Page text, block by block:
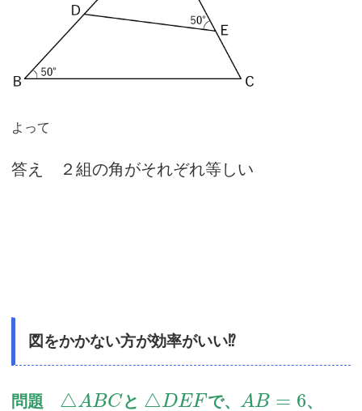
よって
答え ２組の角がそれぞれ等しい
図をかかない方が効率がいい⁉︎
問題 △ABC と △DEFで、 AB = 6、